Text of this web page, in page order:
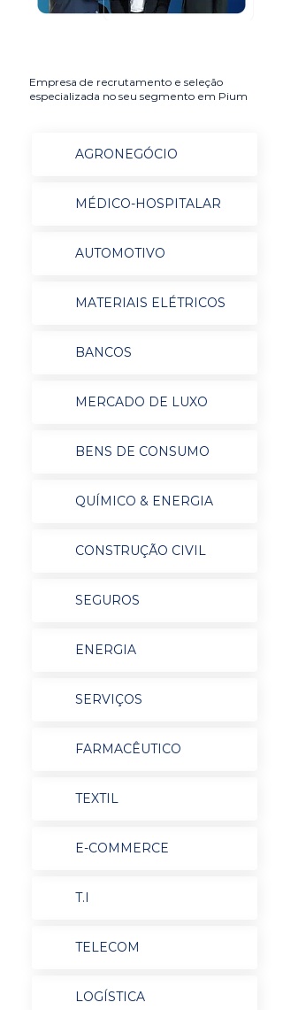
Empresa de recrutamento e seleção
especializada no seu segmento em Pium
AGRONEGÓCIO
MÉDICO-HOSPITALAR
AUTOMOTIVO
MATERIAIS ELÉTRICOS
BANCOS
MERCADO DE LUXO
BENS DE CONSUMO
QUÍMICO & ENERGIA
CONSTRUÇÃO CIVIL
SEGUROS
ENERGIA
SERVIÇOS
FARMACÊUTICO
TEXTIL
E-COMMERCE
T.I
TELECOM
LOGÍSTICA